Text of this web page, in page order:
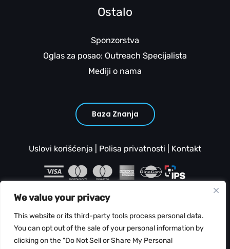
We value your privacy
This website or its third-party tools process personal data.
You can opt out of the sale of your personal information by
clicking on the "Do Not Sell or Share My Personal
Ostalo
Sponzorstva
Oglas za posao: Outreach Specijalista
Mediji o nama
Baza Znanja
Uslovi korišćenja Polisa privatnosti Kontakt